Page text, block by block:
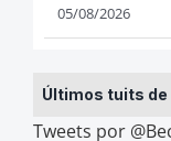
05/08/2026
Últimos tuits
Tweets por